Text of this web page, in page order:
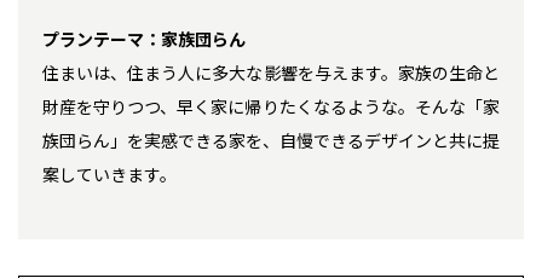
プランテーマ：家族団らん
住まいは、住まう人に多大な影響を与えます。家族の生命と
財産を守りつつ、早く家に帰りたくなるような。 そんな「家
族団らん」を実感できる家を、自慢できるデザインと共に提
案していきます。